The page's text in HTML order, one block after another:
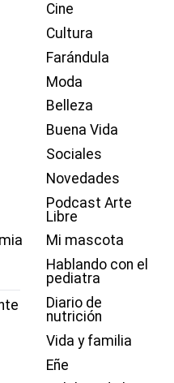
Cine
Cultura
Farándula
Moda
Belleza
Buena Vida
Sociales
Novedades
Podcast Arte
Libre
Mi mascota
Hablando con el
pediatra
Diario de
nutrición
Vida y familia
Eñe